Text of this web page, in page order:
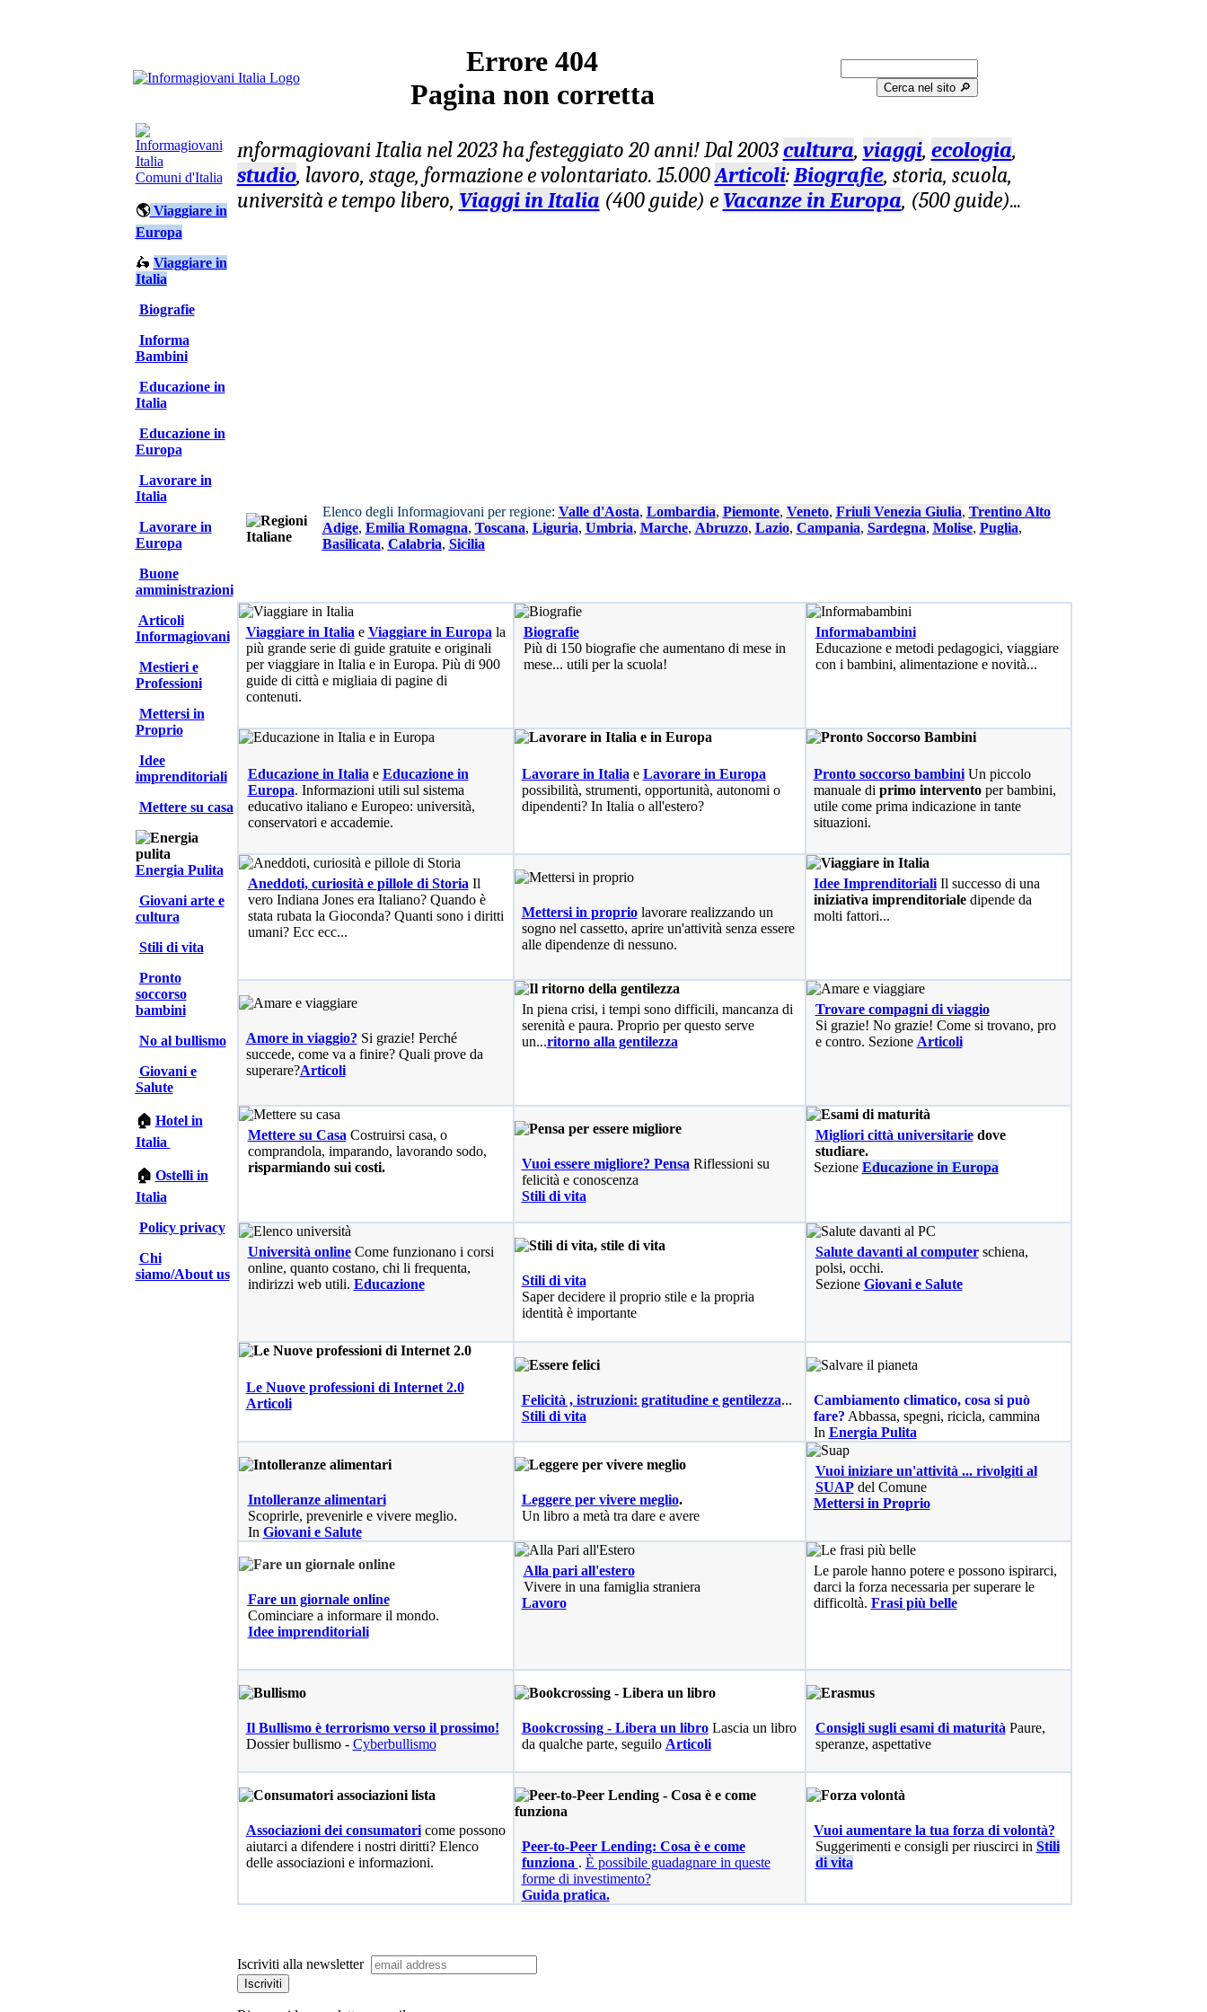
Errore 404
Pagina non corretta
Cerca nel sito 🔎︎
Comuni d'Italia
🌎Viaggiare in
Europa
🛵 Viaggiare in
Italia
Biografie
Informa
Bambini
Educazione in
Italia
Educazione in
Europa
Lavorare in
Italia
Lavorare in
Europa
Buone
amministrazioni
Articoli
Informagiovani
Mestieri e
Professioni
Mettersi in
Proprio
Idee
imprenditoriali
Mettere su casa
Energia Pulita
Giovani arte e
cultura
Stili di vita
Pronto
soccorso
bambini
No al bullismo
Giovani e
Salute
🏠 Hotel in
Italia
🏠 Ostelli in
Italia
Policy privacy
Chi
siamo/About us
InformagiovaniItalia nel 2023 ha festeggiato 20 anni! Dal 2003cultura, viaggi, ecologia,
studio, lavoro, stage, formazione e volontariato. 15.000Articoli:Biografie, storia, scuola,
università e tempo libero, Viaggi in Italia (400 guide) e Vacanze in Europa, (500 guide)...
Elenco degli Informagiovani per regione: Valle d'Aosta, Lombardia, Piemonte, Veneto, Friuli Venezia Giulia, Trentino Alto
Adige, Emilia Romagna, Toscana, Liguria, Umbria, Marche, Abruzzo, Lazio, Campania, Sardegna, Molise, Puglia,
Basilicata, Calabria, Sicilia
Viaggiare in Italia e Viaggiare in Europa la
più grande serie di guide gratuite e originali
per viaggiare in Italia e in Europa. Più di 900
guide di città e migliaia di pagine di
contenuti.
Biografie
Più di 150 biografie che aumentano di mese in
mese... utili per la scuola!
Informabambini
Educazione e metodi pedagogici, viaggiare
con i bambini, alimentazione e novità...
Educazione in Italia e Educazione in
Europa. Informazioni utili sul sistema
educativo italiano e Europeo: università,
conservatori e accademie.
Lavorare in Italia e Lavorare in Europa
possibilità, strumenti, opportunità, autonomi o
dipendenti? In Italia o all'estero?
Pronto soccorso bambiniUn piccolo
manuale di primo interventoper bambini,
utile come prima indicazione in tante
situazioni.
Aneddoti, curiosità e pillole di Storia Il
vero Indiana Jones era Italiano? Quando è
stata rubata la Gioconda? Quanti sono i diritti
umani? Ecc ecc...
Mettersi in propriolavorare realizzando un
sogno nel cassetto, aprire un'attività senza essere
alle dipendenze di nessuno.
Idee ImprenditorialiIl successo di una
iniziativa imprenditorialedipende da
molti fattori...
Amore in viaggio? Si grazie! Perché
succede, come va a finire? Quali prove da
superare?Articoli
In piena crisi, i tempi sono difficili, mancanza di
serenità e paura. Proprio per questo serve
un...ritorno alla gentilezza
Trovare compagni di viaggio
Si grazie! No grazie! Come si trovano, pro
e contro. Sezione Articoli
Mettere su Casa Costruirsi casa, o
comprandola, imparando, lavorando sodo,
risparmiando sui costi.
Vuoi essere migliore? Pensa Riflessioni su
felicità e conoscenza
Stili di vita
Migliori città universitariedove
studiare.
Sezione Educazione in Europa
Università online Come funzionano i corsi
online, quanto costano, chi li frequenta,
indirizzi web utili. Educazione
Stili di vita
Saper decidere il proprio stile e la propria
identità è importante
Salute davanti al computerschiena,
polsi, occhi.
Sezione Giovani e Salute
Le Nuove professioni di Internet 2.0
Articoli
Felicità , istruzioni: gratitudine e gentilezza...
Stili di vita
Cambiamento climatico, cosa si può
fare? Abbassa, spegni, ricicla, cammina
In Energia Pulita
Intolleranze alimentari
Scoprirle, prevenirle e vivere meglio.
In Giovani e Salute
Leggere per vivere meglio.
Un libro a metà tra dare e avere
Vuoi iniziare un'attività ... rivolgiti al
SUAPdel Comune
Mettersi in Proprio
Fare un giornale online
Cominciare a informare il mondo.
Idee imprenditoriali
Alla pari all'estero
Vivere in una famiglia straniera
Lavoro
Le parole hanno potere e possono ispirarci,
darci la forza necessaria per superare le
difficoltà. Frasi più belle
Il Bullismo è terrorismo verso il prossimo!
Dossier bullismo - Cyberbullismo
Bookcrossing - Libera un libroLascia un libro
da qualche parte, seguilo Articoli
Consigli sugli esami di maturità Paure,
speranze, aspettative
Associazioni dei consumatoricome possono
aiutarci a difendere i nostri diritti? Elenco
delle associazioni e informazioni.
Peer-to-Peer Lending: Cosa è e come
funziona . È possibile guadagnare in queste
forme di investimento?
Guida pratica.
Vuoi aumentare la tua forza di volontà?
Suggerimenti e consigli per riuscirci in Stili
di vita
Iscriviti alla newsletter